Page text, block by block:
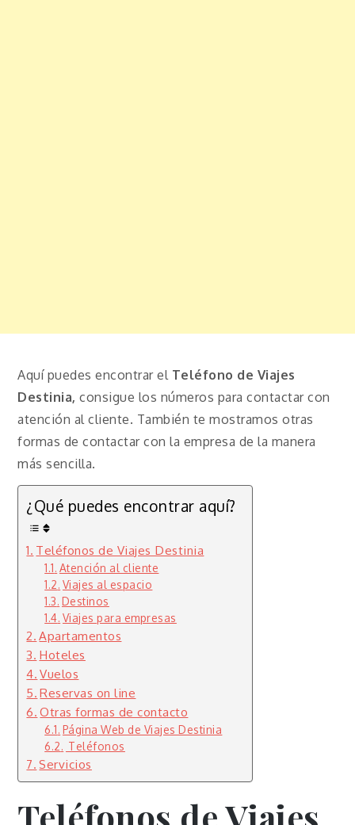
Aquí puedes encontrar el Teléfono de Viajes
Destinia,consigue los números para contactar con
atención al cliente. También te mostramos otras
formas de contactar con la empresa de la manera
más sencilla.
¿Qué puedes encontrar aquí?
Teléfonos de Viajes Destinia
Atención al cliente
Viajes al espacio
Destinos
Viajes para empresas
Apartamentos
Hoteles
Vuelos
Reservas on line
Otras formas de contacto
Página Web de Viajes Destinia
Teléfonos
Servicios
Teléfonos de Viajes